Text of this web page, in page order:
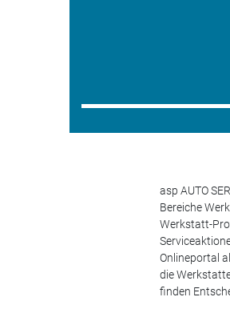
asp AUTO
Bereiche
Werkstatt-
Onlineportal
die
finden